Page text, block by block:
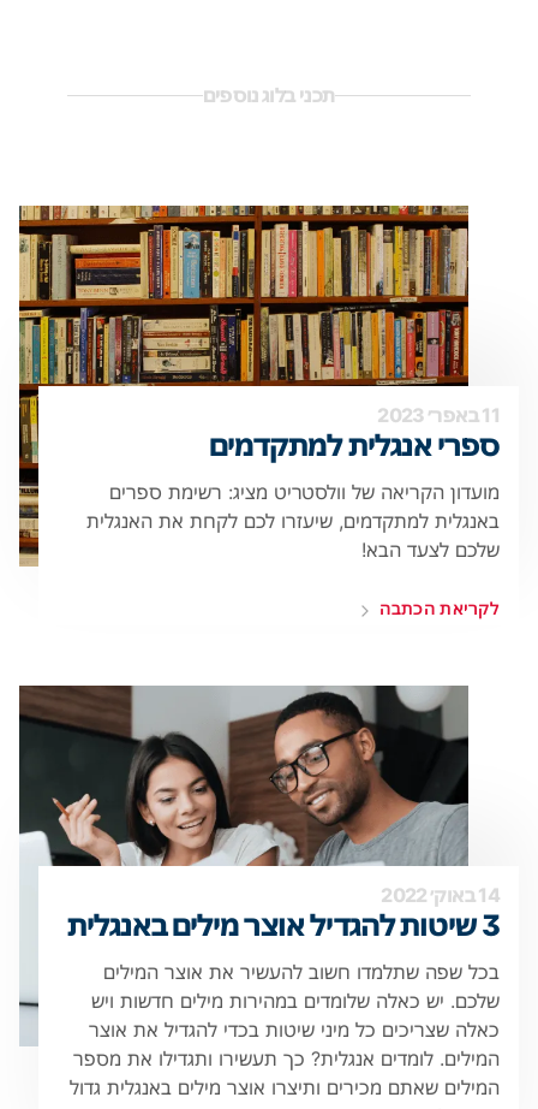
תכני בלוג נוספים
ספרי אנגלית למתקדמים
מועדון הקריאה של וולסטריט מציג: רשימת ספרים
באנגלית למתקדמים, שיעזרו לכם לקחת את האנגלית
שלכם לצעד הבא!
לקריאת הכתבה
14 באוק׳ 2022
בכל שפה שתלמדו חשוב להעשיר את אוצר המילים
שלכם. יש כאלה שלומדים במהירות מילים חדשות ויש
כאלה שצריכים כל מיני שיטות בכדי להגדיל את אוצר
המילים. לומדים אנגלית? כך תעשירו ותגדילו את מספר
המילים שאתם מכירים ותיצרו אוצר מילים באנגלית גדול